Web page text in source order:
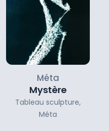
Méta
Mystère
Tableau sculpture,
Méta